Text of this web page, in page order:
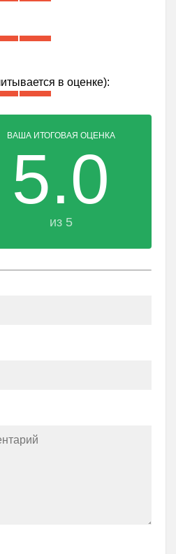
в оценке):
ВАША ИТОГОВАЯ ОЦЕНКА
5.0
из 5